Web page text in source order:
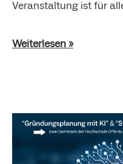
Veranstaltung ist für
Weiterlesen »
Zwei
Gründungsseminare